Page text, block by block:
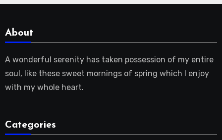
About
A wonderful serenity has taken possession of my entire
soul, like these sweet mornings of spring which I enjoy
with my whole heart.
Categories